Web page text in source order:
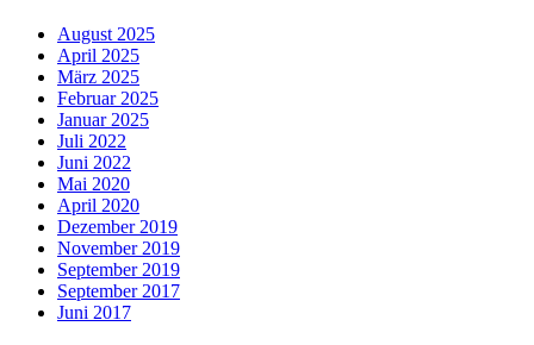
August 2025
April 2025
März 2025
Februar 2025
Januar 2025
Juli 2022
Juni 2022
Mai 2020
April 2020
Dezember 2019
November 2019
September 2019
September 2017
Juni 2017